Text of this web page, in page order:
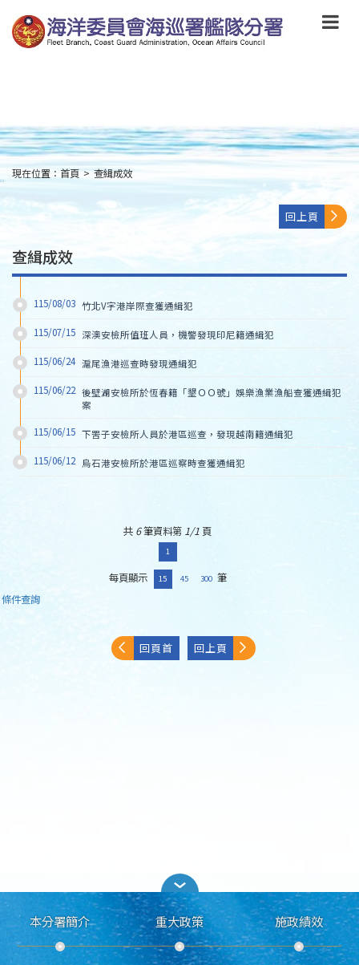
到
主
要
content
:::
現在位置： 首頁 > 查緝成效
回上頁
查緝成效
115/08/03 竹北V字港岸際查獲通緝犯
115/07/15 深澳安檢所值班人員，機警發現印尼籍通緝犯
115/06/24 滬尾漁港巡查時發現通緝犯
115/06/22 後壁湖安檢所於恆春籍「墾ＯＯ號」娛樂漁業漁船查獲通緝犯
案
115/06/15 下罟子安檢所人員於港區巡查，發現越南籍通緝犯
115/06/12 烏石港安檢所於港區巡察時查獲通緝犯
共 6筆資料第 1/1 頁
1
每頁顯示 15 45 300 筆
條件查詢
回頁首 回上頁
本分署簡介 重大政策 施政績效